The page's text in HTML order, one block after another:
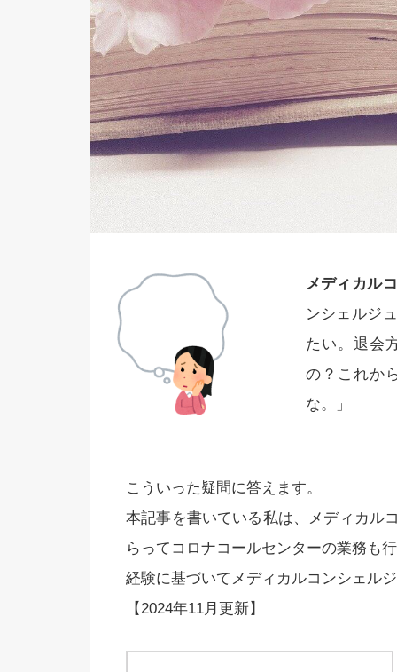
メディカル
ンシェルジ
たい。退会
の？これか
な。」
こういった疑問に答えます。
本記事を書いている私は、メディカル
らってコロナコールセンターの業務も
経験に基づいてメディカルコンシェル
【2024年11月更新】